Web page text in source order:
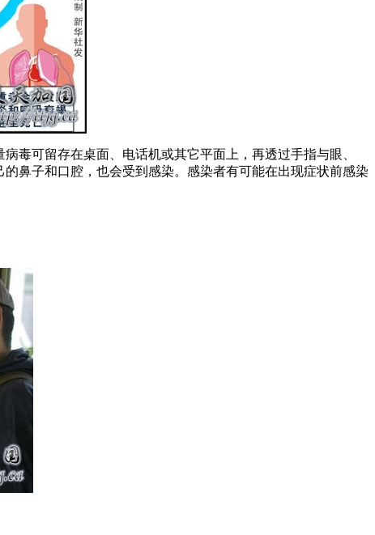
毒可留存在桌面、电话机或其它平面上，再透过手指与眼、
鼻子和口腔，也会受到感染。感染者有可能在出现症状前感染